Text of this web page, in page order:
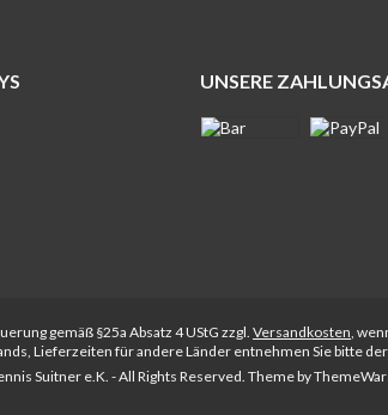
UNSERE
gemäß §25a Absatz 4 UStG zzgl. Versandkosten,
Lieferzeiten für andere Länder entnehmen Sie bitte
Suitner e.K. - All Rights Reserved. Theme by